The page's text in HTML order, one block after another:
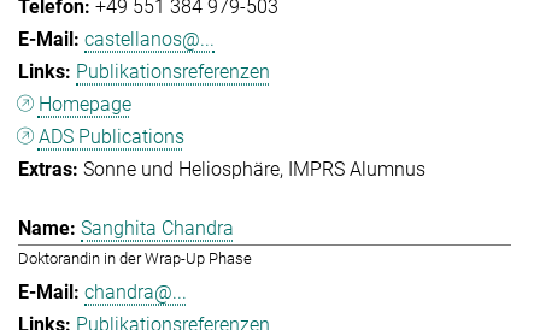
+49 551 384 979-503
castellanos@...
Publikationsreferenzen
Homepage
ADS Publications
Sonne und Heliosphäre IMPRS Alumnus
Sanghita Chandra
Doktorandin in der Wrap-Up Phase
chandra@...
Publikationsreferenzen